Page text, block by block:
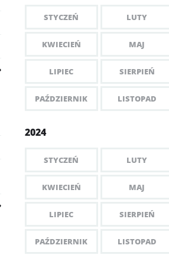
STYCZEŃ LUTY
KWIECIEŃ MAJ
LIPIEC SIERPIEŃ
PAŹDZIERNIK LISTOPAD
2024
STYCZEŃ LUTY
KWIECIEŃ MAJ
LIPIEC SIERPIEŃ
PAŹDZIERNIK LISTOPAD